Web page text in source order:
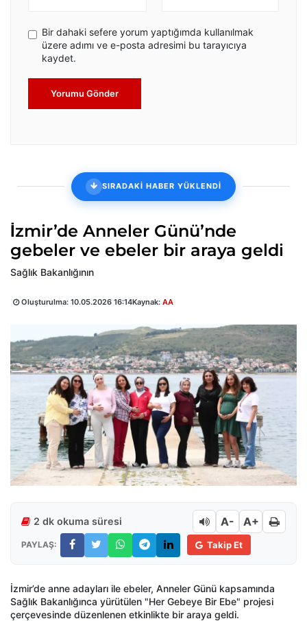
Bir dahaki sefere yorum yaptığımda kullanılmak
üzere adımı ve e-posta adresimi bu tarayıcıya
kaydet.
Yorumu Gönder
SIRADAKİ HABER YÜKLENDİ
İzmir’de Anneler Günü’nde
gebeler ve ebeler bir araya geldi
Sağlık Bakanlığının
Oluşturulma: 10.05.2026 16:14Kaynak: AA
2 dk okuma süresi A- A+
PAYLAŞ: Takip Et
İzmir’de anne adayları ile ebeler, Anneler Günü kapsamında
Sağlık Bakanlığınca yürütülen "Her Gebeye Bir Ebe" projesi
çerçevesinde düzenlenen etkinlikte bir araya geldi.